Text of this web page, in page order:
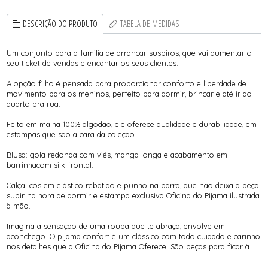
DESCRIÇÃO DO PRODUTO TABELA DE MEDIDAS
Um conjunto para a familia de arrancar suspiros, que vai aumentar o
seu ticket de vendas e encantar os seus clientes.
A opção filho é pensada para proporcionar conforto e liberdade de
movimento para os meninos, perfeito para dormir, brincar e até ir do
quarto pra rua.
Feito em malha 100% algodão, ele oferece qualidade e durabilidade, em
estampas que são a cara da coleção.
Blusa: gola redonda com viés, manga longa e acabamento em
barrinhacom silk frontal.
Calça: cós em elástico rebatido e punho na barra, que não deixa a peça
subir na hora de dormir e estampa exclusiva Oficina do Pijama ilustrada
à mão.
Imagina a sensação de uma roupa que te abraça, envolve em
aconchego. O pijama confort é um clássico com todo cuidado e carinho
nos detalhes que a Oficina do Pijama Oferece. São peças para ficar à